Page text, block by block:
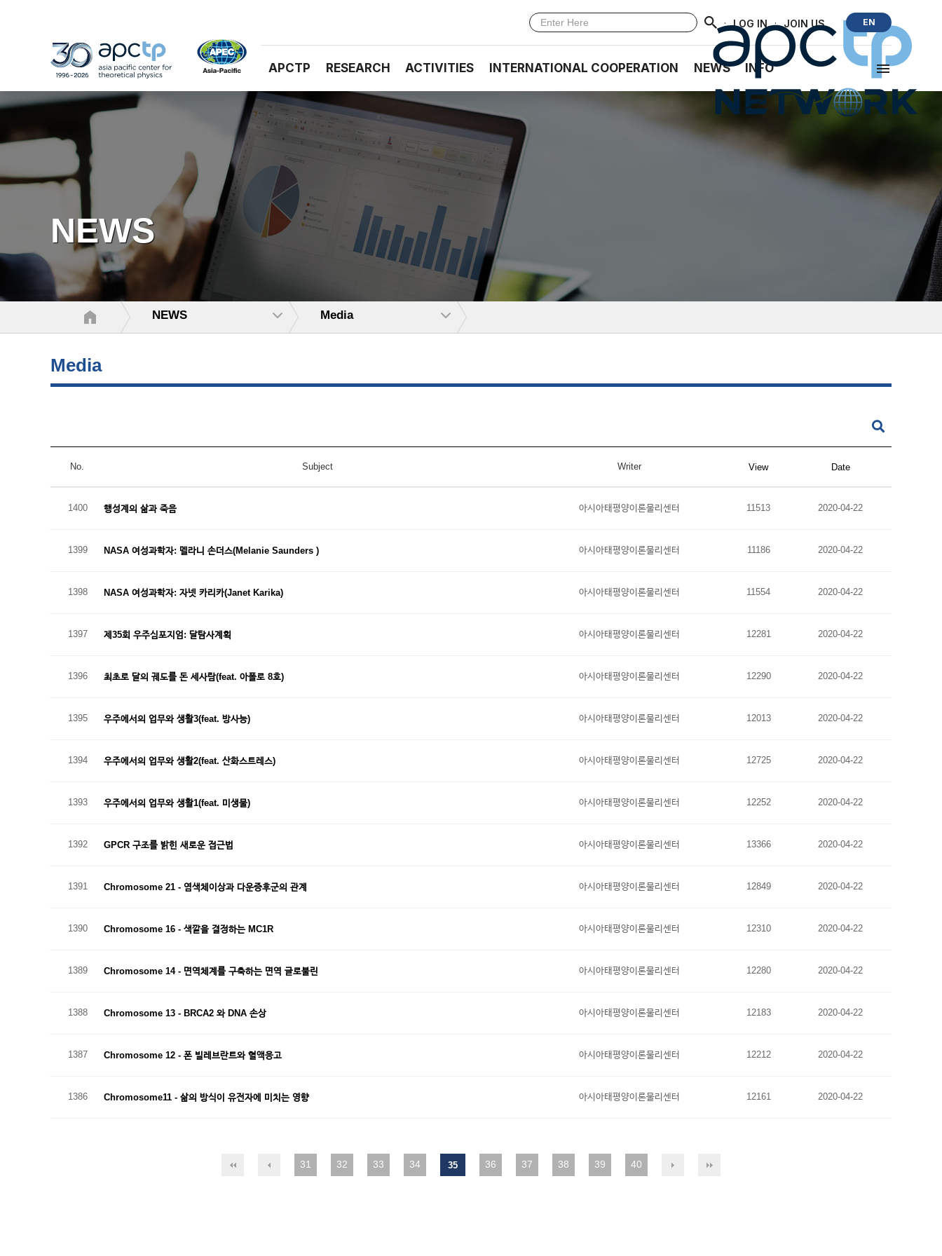
· LOG IN · JOIN US EN
APCTP RESEARCH ACTIVITIES INTERNATIONAL COOPERATION NEWS INFO
NEWS
NEWS Media
Media
No. Subject Writer View Date
1400 행성계의 삶과 죽음 아시아태평양이론물리센터 11513 2020-04-22
1399 NASA 여성과학자: 멜라니 손더스(Melanie Saunders ) 아시아태평양이론물리센터 11186 2020-04-22
1398 NASA 여성과학자: 자넷 카리카(Janet Karika) 아시아태평양이론물리센터 11554 2020-04-22
1397 제35회 우주심포지엄: 달탐사계획 아시아태평양이론물리센터 12281 2020-04-22
1396 최초로 달의 궤도를 돈 세사람(feat. 아폴로 8호) 아시아태평양이론물리센터 12290 2020-04-22
1395 우주에서의 업무와 생활3(feat. 방사능) 아시아태평양이론물리센터 12013 2020-04-22
1394 우주에서의 업무와 생활2(feat. 산화스트레스) 아시아태평양이론물리센터 12725 2020-04-22
1393 우주에서의 업무와 생활1(feat. 미생물) 아시아태평양이론물리센터 12252 2020-04-22
1392 GPCR 구조를 밝힌 새로운 접근법 아시아태평양이론물리센터 13366 2020-04-22
1391 Chromosome 21 - 염색체이상과 다운증후군의 관계 아시아태평양이론물리센터 12849 2020-04-22
1390 Chromosome 16 - 색깔을 결정하는 MC1R 아시아태평양이론물리센터 12310 2020-04-22
1389 Chromosome 14 - 면역체계를 구축하는 면역 글로불린 아시아태평양이론물리센터 12280 2020-04-22
1388 Chromosome 13 - BRCA2 와 DNA 손상 아시아태평양이론물리센터 12183 2020-04-22
1387 Chromosome 12 - 폰 빌레브란트와 혈액응고 아시아태평양이론물리센터 12212 2020-04-22
1386 Chromosome11 - 삶의 방식이 유전자에 미치는 영향 아시아태평양이론물리센터 12161 2020-04-22
31 32 33 34 35 36 37 38 39 40